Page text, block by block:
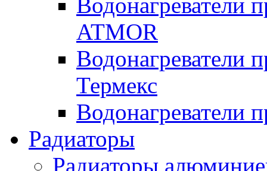
ATMOR
Водонагреватели
Термекс
Водонагреватели
Радиаторы
Радиаторы